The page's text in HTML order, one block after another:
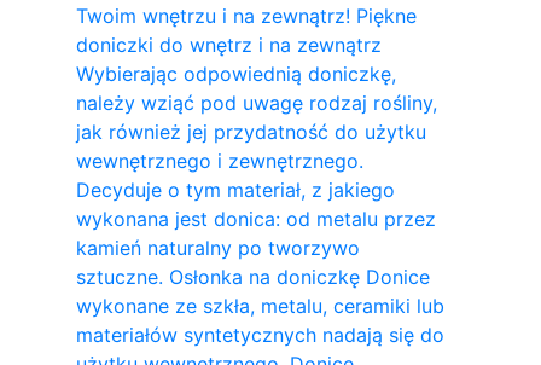
Twoim wnętrzu i na zewnątrz! Piękne
doniczki do wnętrz i na zewnątrz
Wybierając odpowiednią doniczkę,
należy wziąć pod uwagę rodzaj rośliny,
jak również jej przydatność do użytku
wewnętrznego i zewnętrznego.
Decyduje o tym materiał, z jakiego
wykonana jest donica: od metalu przez
kamień naturalny po tworzywo
sztuczne. Osłonka na doniczkę Donice
wykonane ze szkła, metalu, ceramiki lub
materiałów syntetycznych nadają się do